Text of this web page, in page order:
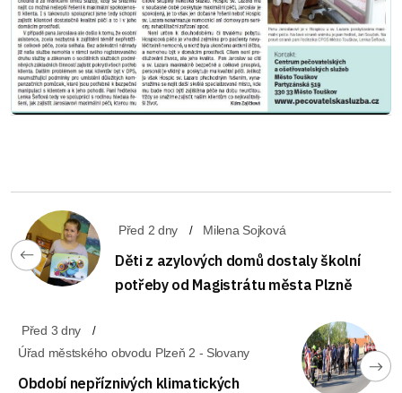
Před 2 dny Milena Sojková
Děti z azylových domů dostaly školní
potřeby od Magistrátu města Plzně
Před 3 dny
Úřad městského obvodu Plzeň 2 - Slovany
Období nepříznivých klimatických